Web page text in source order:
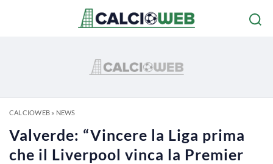
CALCIOWEB» NEWS
Valverde: “Vincere la Liga prima
che il Liverpool vinca la Premier